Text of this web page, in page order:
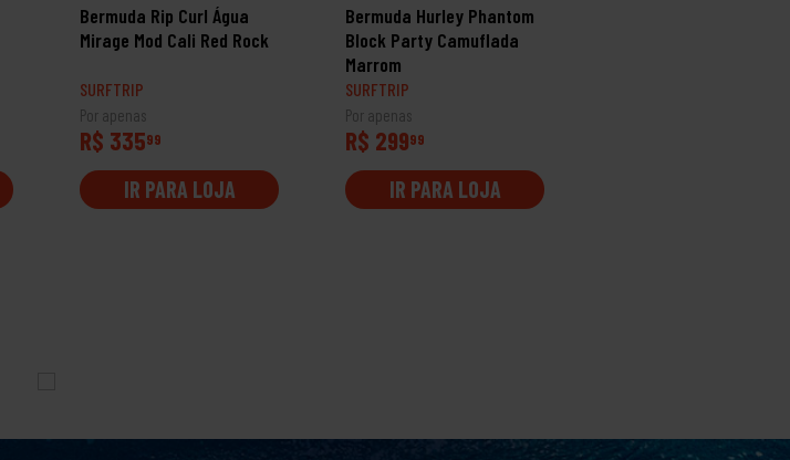
Bermuda Rip Curl Água
Mirage Mod Cali Red Rock
SURFTRIP
Por apenas
R$ 33599
IR PARA LOJA
Bermuda Hurley Phantom
Block Party Camuflada
Marrom
SURFTRIP
Por apenas
R$ 29999
IR PARA LOJA